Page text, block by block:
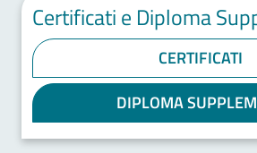
Certificati e Diploma
CERTIFICATI
DIPLOMA